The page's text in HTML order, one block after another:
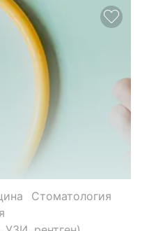
Стоматология